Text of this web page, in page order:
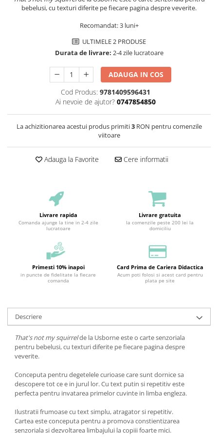
bebelusi, cu texturi diferite pe fiecare pagina despre veverite.
Recomandat: 3 luni+
ULTIMELE 2 PRODUSE
Durata de livrare: 2-4 zile lucratoare
ADAUGA IN COS
Cod Produs: 9781409596431
Ai nevoie de ajutor? 0747854850
La achizitionarea acestui produs primiti3RON pentru comenzile
viitoare
Adauga la Favorite Cere informatii
Livrare rapida
Comanda ajunge la tine in 2-4 zile
lucratoare
Livrare gratuita
la comenzile peste 200 lei la
domiciliu
Primesti 10% inapoi
in puncte de fidelitate la fiecare
comanda
Card Prima de Cariera Didactica
Acum poti folosi si acest card pentru
plata pe site
Descriere
That's not my squirrelde la Usborne este o carte senzoriala
pentru bebelusi, cu texturi diferite pe fiecare pagina despre
veverite.
Conceputa pentru degetelele curioase care sunt dornice sa
descopere tot ce e in jurul lor. Cu text putin si repetitiv este
perfecta pentru invatarea primelor cuvinte in limba engleza.
Ilustratii frumoase cu text simplu, atragator si repetitiv.
Cartea este conceputa pentru a promova constientizarea
senzoriala si dezvoltarea limbajului la copiii foarte mici.